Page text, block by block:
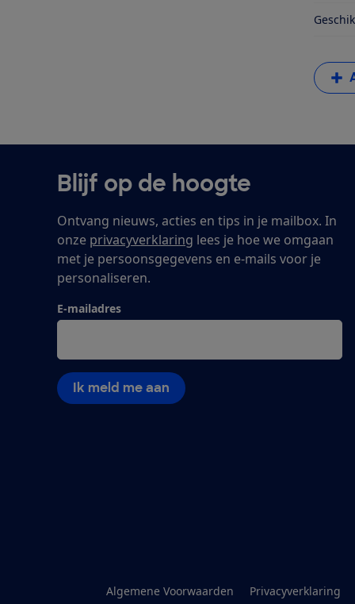
Blijf op de hoogte
Ontvang nieuws, acties en tips in je mailbox. In
onze privacyverklaring lees je hoe we omgaan
met je persoonsgegevens en e-mails voor je
personaliseren.
E-mailadres
Ik meld me aan
Algemene Voorwaarden Privacyverklaring